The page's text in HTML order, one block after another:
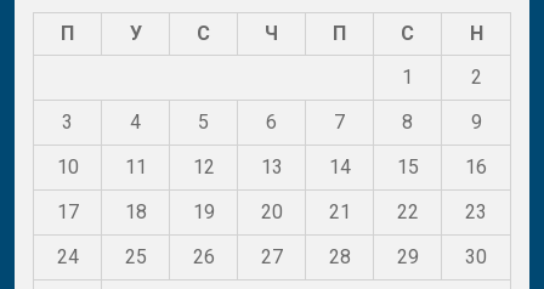
П У С Ч П С
Н
1
2
3
4 5 6 7 8
9
10
11 12 13 14 15
16
17
18 19 20 21 22
23
24
25 26 27 28 29
30